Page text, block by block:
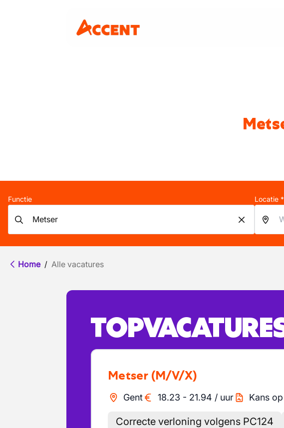
Functie Locatie *
Home / Alle vacatures
Metser (M/V/X)
Gent 18.23 - 21.94 / uur Kans
Correcte verloning volgens PC124